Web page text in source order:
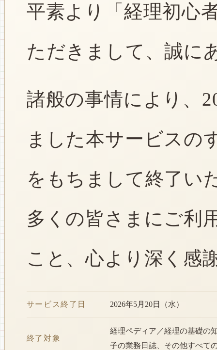
平素より「経理初心
ただきまして、誠に
諸般の事情により、
ました本サービスの
をもちまして終了い
多くの皆さまにご利
こと、心より深く感
サービス終了日 2026年5月20日（水）
終了対象
経理ペディア／経理の基礎の
子の業務日誌、その他すべて